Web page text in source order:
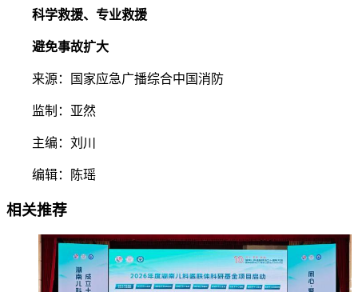
科学救援、专业救援
避免事故扩大
来源：国家应急广播综合中国消防
监制：亚然
主编：刘川
编辑：陈瑶
相关推荐